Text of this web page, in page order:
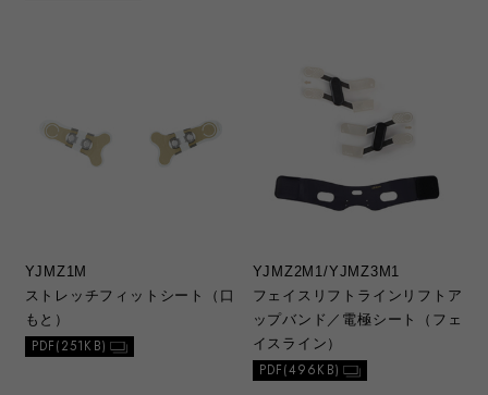
YJMZ1M
ストレッチフィットシート（口
もと）
PDF(251KB)
YJMZ2M1/YJMZ3M1
フェイスリフトラインリフトア
ップバンド／電極シート（フェ
イスライン）
PDF(496KB)